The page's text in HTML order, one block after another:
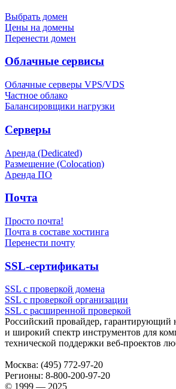
Выбрать домен
Цены на домены
Перенести домен
Облачные сервисы
Облачные серверы VPS/VDS
Частное облако
Балансировщики нагрузки
Серверы
Аренда (Dedicated)
Размещение (Colocation)
Аренда ПО
Почта
Просто почта!
Почта в составе хостинга
Перенести почту
SSL-сертификаты
SSL с проверкой домена
SSL с проверкой организации
SSL с расширенной проверкой
Российский провайдер, гарантирующий
и широкий спектр инструментов для
технической поддержки веб-проектов
Москва: (495) 772-97-20
Регионы: 8-800-200-97-20
© 1999 — 2025